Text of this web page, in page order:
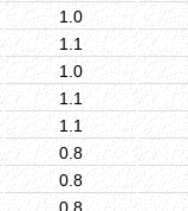
1.0
1.1
1.0
1.1
1.1
0.8
0.8
0.8